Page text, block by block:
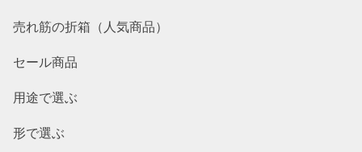
売れ筋の折箱（人気商品）
セール商品
用途で選ぶ
形で選ぶ